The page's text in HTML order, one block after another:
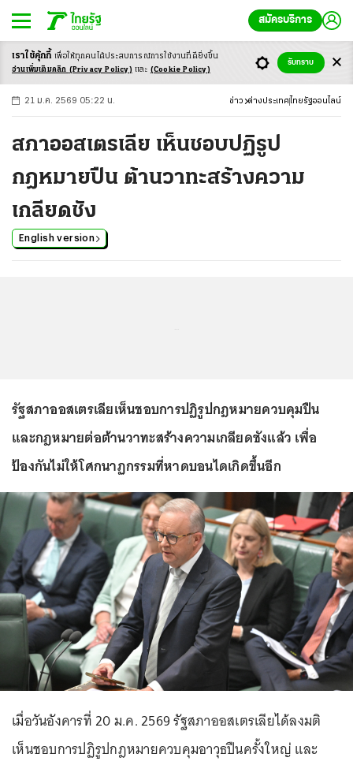
สมัครบริการ
-ก ก ก+
21 ม.ค. 2569 05:22 น. ข่าว ต่างประเทศ ไทยรัฐออนไลน์
สภาออสเตรเลีย เห็นชอบปฏิรูป
กฎหมายปืน ต้านวาทะสร้างความ
เกลียดชัง
English version
รัฐสภาออสเตรเลียเห็นชอบการปฏิรูปกฎหมายควบคุมปืน
และกฎหมายต่อต้านวาทะสร้างความเกลียดชังแล้ว เพื่อ
ป้องกันไม่ให้โศกนาฏกรรมที่หาดบอนไดเกิดขึ้นอีก
เมื่อวันอังคารที่ 20 ม.ค. 2569 รัฐสภาออสเตรเลียได้ลงมติ
เห็นชอบการปฏิรูปกฎหมายควบคุมอาวุธปืนครั้งใหญ่ และ
เราใช้คุ้กกี้ เพื่อให้ทุกคนได้ประสบการณ์การใช้งานที่ดียิ่งขึ้น
อ่านเพิ่มเติมคลิก (Privacy Policy) และ (Cookie Policy)
รับทราบ